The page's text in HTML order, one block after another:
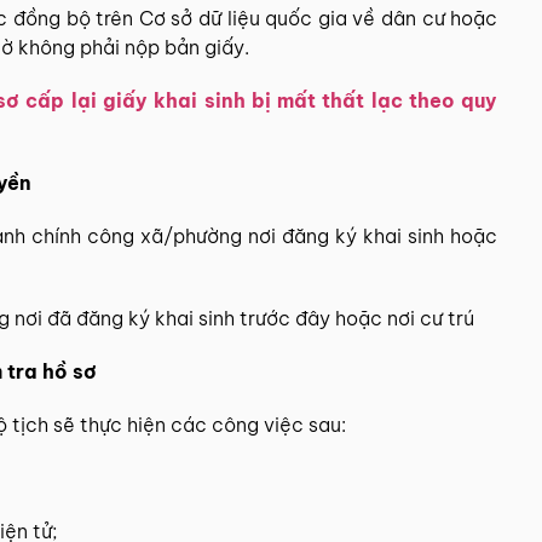
đồng bộ trên Cơ sở dữ liệu quốc gia về dân cư hoặc
không phải nộp bản giấy.
cấp lại giấy khai sinh bị mất thất lạc theo quy
chính công xã/phường nơi đăng ký khai sinh hoặc
nơi đã đăng ký khai sinh trước đây hoặc nơi cư trú
tra hồ sơ
tịch sẽ thực hiện các công việc sau:
tử;